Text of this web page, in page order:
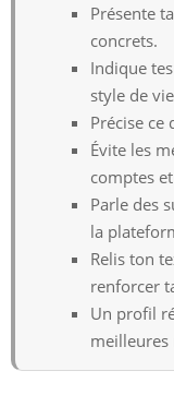
Présente
concrets.
Indique
style de
Précise ce
Évite les
comptes
Parle des
la
Relis ton
renforcer
Un profil
meilleures